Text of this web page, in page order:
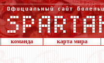
команда карта мира